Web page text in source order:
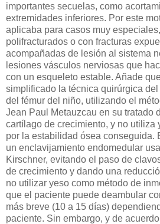
importantes secuelas, como
extremidades inferiores. Por este
aplicaba para casos muy
polifracturados o con fracturas
acompañadas de lesión al sistema
lesiones vásculos nerviosas que
con un esqueleto estable. Añade
simplificado la técnica quirúrgica
del fémur del niño, utilizando el
Jean Paul Metauzcau en su tratado
cartílago de crecimiento, y no utiliza
por la estabilidad ósea conseguida.
un enclavijamiento endomedular
Kirschner, evitando el paso de
de crecimiento y dando una
no utilizar yeso como método de
que el paciente puede deambular
más breve (10 a 15 días)
paciente. Sin embargo, y de